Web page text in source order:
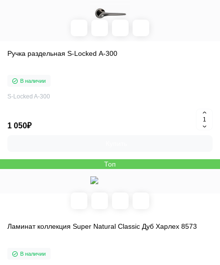
Ручка раздельная S-Locked A-300
В наличии
S-Locked A-300
1 050₽
Топ
Ламинат коллекция Super Natural Classic Дуб Харлех 8573
В наличии